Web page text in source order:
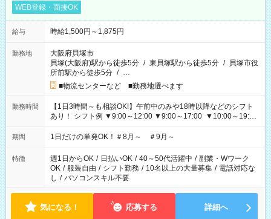
WEB登録・面接OK
給与 時給1,500円～1,875円
勤務地
大阪府貝塚市
貝塚(大阪府)駅から徒歩5分 / 東貝塚駅から徒歩5分 / 貝塚市役
所前駅から徒歩5分 / …
■物流センターなど ■勤務地選べます
勤務時間
【1日3時間～も相談OK!】午前中のみや18時以降などのシフト
あり！ シフト例 ▼9:00～12:00 ▼9:00～17:00 ▼10:00～19:00
▼18:00～21:00
期間 1日だけの単発OK！＃8月～ ＃9月～
特徴 週1日からOK / 日払いOK / 40～50代活躍中 / 副業・Wワーク
OK / 服装自由 / シフト勤務 / 10名以上の大量募集 / 電話対応な
し / パソコンスキル不要
気になる！ 応募する 詳細へ